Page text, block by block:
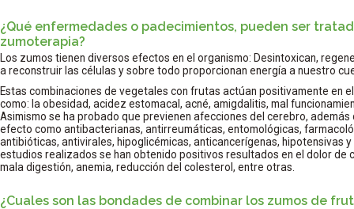
¿Qué enfermedades o padecimientos, pueden ser
zumoterapia?
Los zumos tienen diversos efectos en el organismo: Desintoxican,
a reconstruir las células y sobre todo proporcionan energía a nuestro
Estas combinaciones de vegetales con frutas actúan positivamente en
como: la obesidad, acidez estomacal, acné, amigdalitis, mal
Asimismo se ha probado que previenen afecciones del cerebro,
efecto como antibacterianas, antirreumáticas, entomológicas,
antibióticas, antivirales, hipoglicémicas, anticancerígenas, hipotensivas
estudios realizados se han obtenido positivos resultados en el dolor de
mala digestión, anemia, reducción del colesterol, entre otras.
¿Cuales son las bondades de combinar los zumos de